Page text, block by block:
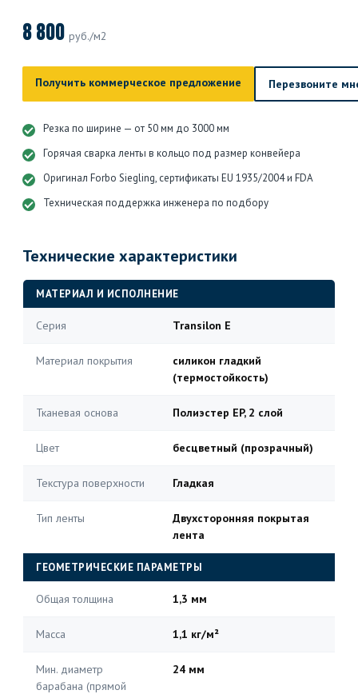
8 800 руб./м2
Получить коммерческое предложение Перезвоните
Резка по ширине — от 50 мм до 3000 мм
Горячая сварка ленты в кольцо под размер конвейера
Оригинал Forbo Siegling, сертификаты EU 1935/2004 и FDA
Техническая поддержка инженера по подбору
Технические характеристики
МАТЕРИАЛ И ИСПОЛНЕНИЕ
Серия Transilon E
Материал покрытия
силикон гладкий
(термостойкость)
Тканевая основа Полиэстер EP, 2 слой
Цвет бесцветный (прозрачный)
Текстура поверхности Гладкая
Тип ленты
Двухсторонняя покрытая
лента
ГЕОМЕТРИЧЕСКИЕ ПАРАМЕТРЫ
Общая толщина 1,3 мм
Масса 1,1 кг/м²
Мин. диаметр
барабана (прямой
24 мм